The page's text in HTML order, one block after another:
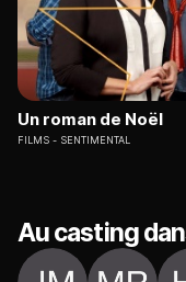
Un roman de Noël
FILMS SENTIMENTAL
Au casting